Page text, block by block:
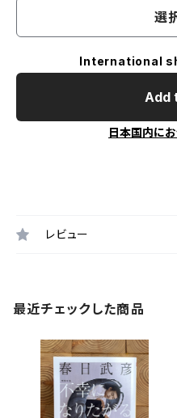
選
International
Add
日本国内に
レビュー
最近チェックした商品